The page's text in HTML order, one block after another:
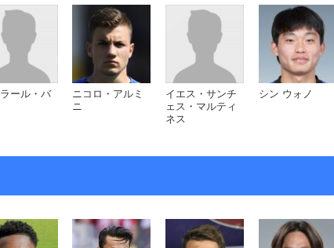
ール・バ
ニコロ・アルミ
ニ
イエス・サンチ
ェス・マルティ
ネス
シン ウォノ